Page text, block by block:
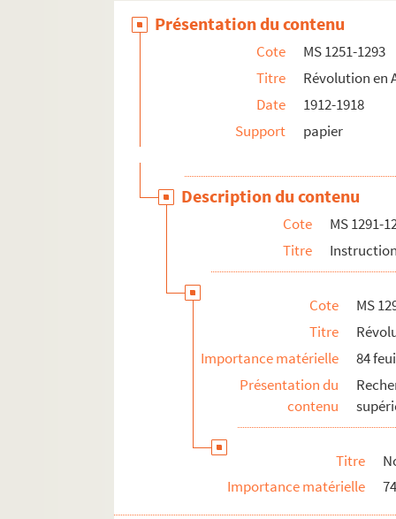
Présentation du contenu
Cote
MS 1251-1293
Titre
Révolution en
Date
1912-1918
Support
papier
Description du contenu
Cote
MS 1291-
Titre
Cote
MS
Titre
Importance matérielle
84
Présentation du
contenu
Titre
Importance matérielle